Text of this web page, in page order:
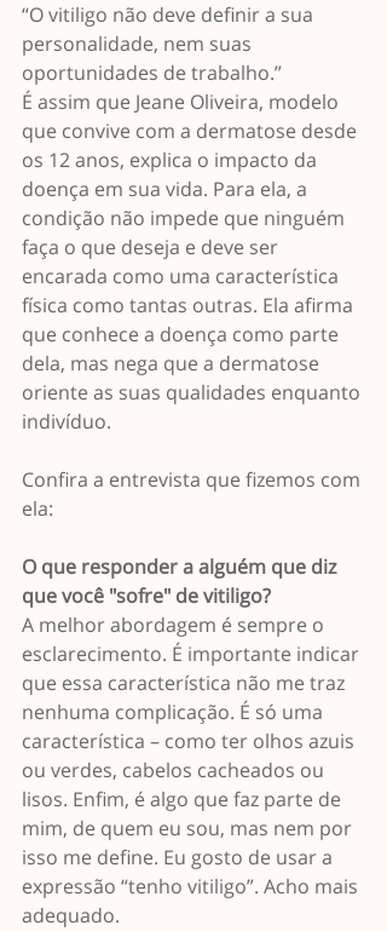
“O vitiligo não deve definir a sua
personalidade, nem suas
oportunidades de trabalho.”
É assim que Jeane Oliveira, modelo
que convive com a dermatose desde
os 12 anos, explica o impacto da
doença em sua vida. Para ela, a
condição não impede que ninguém
faça o que deseja e deve ser
encarada como uma característica
física como tantas outras. Ela afirma
que conhece a doença como parte
dela, mas nega que a dermatose
oriente as suas qualidades enquanto
indivíduo.
Confira a entrevista que fizemos com
ela:
O que responder a alguém que diz
que você "sofre" de vitiligo?
A melhor abordagem é sempre o
esclarecimento. É importante indicar
que essa característica não me traz
nenhuma complicação. É só uma
característica – como ter olhos azuis
ou verdes, cabelos cacheados ou
lisos. Enfim, é algo que faz parte de
mim, de quem eu sou, mas nem por
isso me define. Eu gosto de usar a
expressão “tenho vitiligo”. Acho mais
adequado.